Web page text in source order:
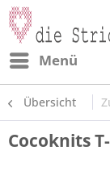
Menü
Übersicht
Cocoknits